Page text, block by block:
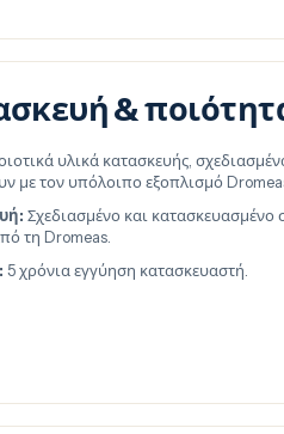
&
υλικά κατασκευής,
με τον υπόλοιπο εξοπλισμό
Σχεδιασμένο και κατασκευασμένο
τη Dromeas.
5 χρόνια εγγύηση κατασκευαστή.